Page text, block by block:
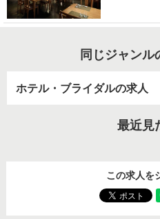
同じジャンル
ホテル・ブライダルの求人
最近見
この求人を